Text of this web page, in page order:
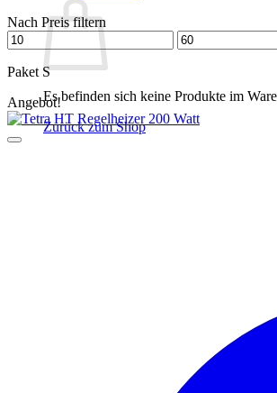
Es befinden sich keine Produkte im
Zurück zum Shop
Nach Preis filtern
Min.
Preis
Max.
Preis
Paket S
Angebot!